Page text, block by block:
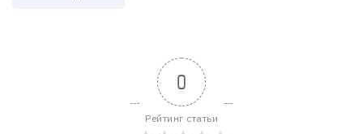
0
Рейтинг статьи